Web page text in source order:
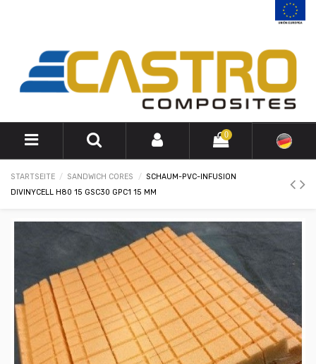
0
STARTSEITE SANDWICH CORES
SCHAUM-PVC-INFUSION
DIVINYCELL H80 15 GSC30 GPC1 15 MM